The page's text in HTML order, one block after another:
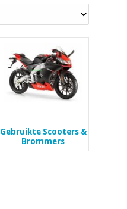
Gebruikte Scooters &
Brommers